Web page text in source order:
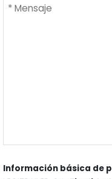
LECITRAILER, S.A.Finalidad